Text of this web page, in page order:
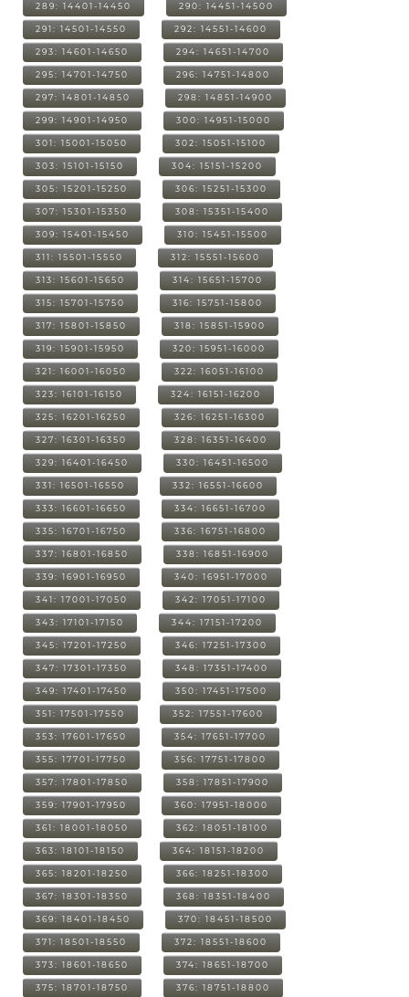
289: 14401-14450 290: 14451-14500
291: 14501-14550 292: 14551-14600
293: 14601-14650 294: 14651-14700
295: 14701-14750 296: 14751-14800
297: 14801-14850 298: 14851-14900
299: 14901-14950 300: 14951-15000
301: 15001-15050 302: 15051-15100
303: 15101-15150 304: 15151-15200
305: 15201-15250 306: 15251-15300
307: 15301-15350 308: 15351-15400
309: 15401-15450 310: 15451-15500
311: 15501-15550 312: 15551-15600
313: 15601-15650 314: 15651-15700
315: 15701-15750 316: 15751-15800
317: 15801-15850 318: 15851-15900
319: 15901-15950 320: 15951-16000
321: 16001-16050 322: 16051-16100
323: 16101-16150 324: 16151-16200
325: 16201-16250 326: 16251-16300
327: 16301-16350 328: 16351-16400
329: 16401-16450 330: 16451-16500
331: 16501-16550 332: 16551-16600
333: 16601-16650 334: 16651-16700
335: 16701-16750 336: 16751-16800
337: 16801-16850 338: 16851-16900
339: 16901-16950 340: 16951-17000
341: 17001-17050 342: 17051-17100
343: 17101-17150 344: 17151-17200
345: 17201-17250 346: 17251-17300
347: 17301-17350 348: 17351-17400
349: 17401-17450 350: 17451-17500
351: 17501-17550 352: 17551-17600
353: 17601-17650 354: 17651-17700
355: 17701-17750 356: 17751-17800
357: 17801-17850 358: 17851-17900
359: 17901-17950 360: 17951-18000
361: 18001-18050 362: 18051-18100
363: 18101-18150 364: 18151-18200
365: 18201-18250 366: 18251-18300
367: 18301-18350 368: 18351-18400
369: 18401-18450 370: 18451-18500
371: 18501-18550 372: 18551-18600
373: 18601-18650 374: 18651-18700
375: 18701-18750 376: 18751-18800